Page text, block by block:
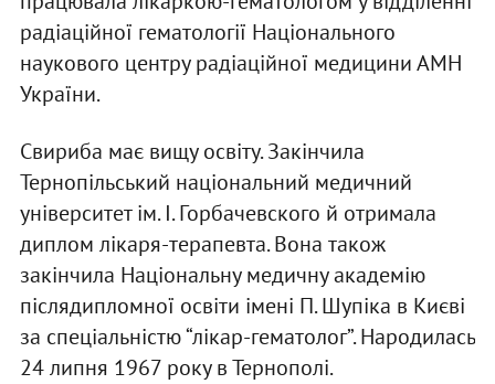
радіаційної гематології Національного
наукового центру радіаційної медицини АМН
України.
Свириба має вищу освіту. Закінчила
Тернопільський національний медичний
університет ім. І. Горбачевского й отримала
диплом лікаря-терапевта. Вона також
закінчила Національну медичну академію
післядипломної освіти імені П. Шупіка в Києві
за спеціальністю “лікар-гематолог”. Народилась
24 липня 1967 року в Тернополі.